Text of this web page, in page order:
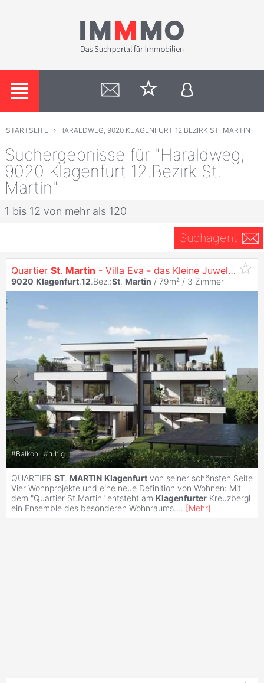
STARTSEITE › HARALDWEG, 9020 KLAGENFURT 12.BEZIRK ST. MARTIN
Suchergebnisse für "Haraldweg,
9020 Klagenfurt 12.Bezirk St.
Martin"
1 bis 12 von mehr als 120
Suchagent
Quartier St. Martin - Villa Eva - das Kleine Juwel am Konradweg
9020 Klagenfurt,12.Bez.:St. Martin / 79m² / 3 Zimmer
#Balkon #ruhig
QUARTIER ST. MARTIN Klagenfurt von seiner schönsten Seite
Vier Wohnprojekte und eine neue Definition von Wohnen: Mit
dem "Quartier St.Martin" entsteht am Klagenfurter Kreuzbergl
ein Ensemble des besonderen Wohnraums.... [Mehr]